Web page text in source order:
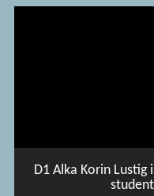
D1 Alka Korin